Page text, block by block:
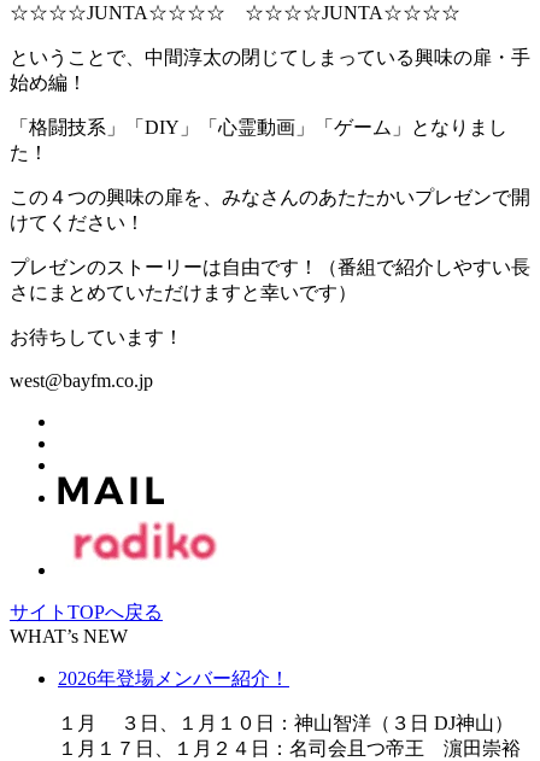
☆☆☆☆JUNTA☆☆☆☆ ☆☆☆☆JUNTA☆☆☆☆
ということで、中間淳太の閉じてしまっている興味の扉・手
始め編！
「格闘技系」「DIY」「心霊動画」「ゲーム」となりまし
た！
この４つの興味の扉を、みなさんのあたたかいプレゼンで開
けてください！
プレゼンのストーリーは自由です！（番組で紹介しやすい長
さにまとめていただけますと幸いです）
お待ちしています！
west@bayfm.co.jp
サイトTOPへ戻る
WHAT’s NEW
2026年登場メンバー紹介！
１月 ３日、１月１０日：神山智洋（３日 DJ神山）
１月１７日、１月２４日：名司会且つ帝王 濵田崇裕